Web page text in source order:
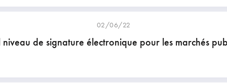
02/06/22
de signature électronique pour les marchés